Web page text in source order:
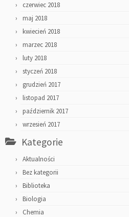
czerwiec 2018
maj 2018
kwiecień 2018
marzec 2018
luty 2018
styczeń 2018
grudzień 2017
listopad 2017
październik 2017
wrzesień 2017
Kategorie
Aktualności
Bez kategorii
Biblioteka
Biologia
Chemia